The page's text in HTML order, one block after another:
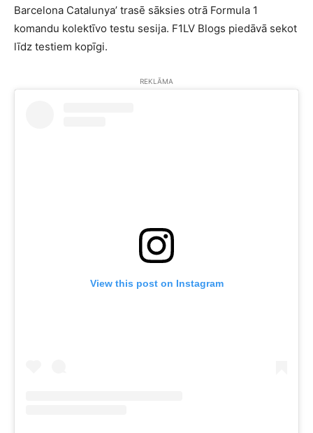
Barcelona Catalunya’ trasē sāksies otrā Formula 1
komandu kolektīvo testu sesija. F1LV Blogs piedāvā sekot
līdz testiem kopīgi.
REKLĀMA
View this post on Instagram